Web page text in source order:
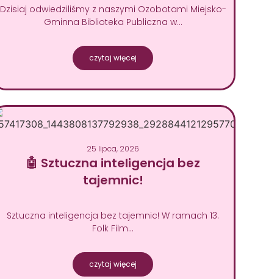
Dzisiaj odwiedziliśmy z naszymi Ozobotami Miejsko-
Gminna Biblioteka Publiczna w…
czytaj więcej
25 lipca, 2026
🤖 Sztuczna inteligencja bez
tajemnic!
Sztuczna inteligencja bez tajemnic! W ramach 13.
Folk Film…
czytaj więcej